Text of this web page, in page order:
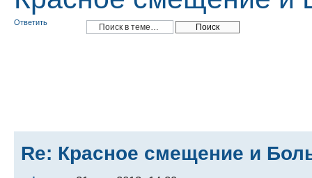
Ответить
Re: Красное смещение и